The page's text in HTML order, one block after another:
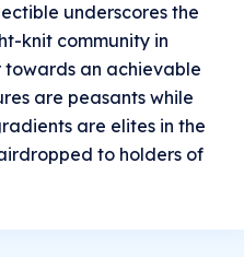
underscores the
knit community in
an achievable
are peasants while
are elites in the
to holders of